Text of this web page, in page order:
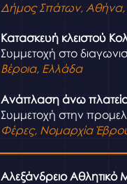
Δήμος Σπάτων, Αθήνα,
Κατασκευή κλειστού
Συμμετοχή στο
Βέροια, Ελλάδα
Ανάπλαση άνω
Συμμετοχή στην
Φέρες, Νομαρχία
Αλεξάνδρειο Αθλητικό